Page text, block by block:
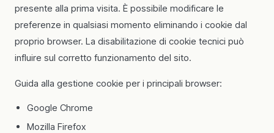
presente alla prima visita. È possibile modificare le
preferenze in qualsiasi momento eliminando i cookie dal
proprio browser. La disabilitazione di cookie tecnici può
influire sul corretto funzionamento del sito.
Guida alla gestione cookie per i principali browser:
Google Chrome
Mozilla Firefox